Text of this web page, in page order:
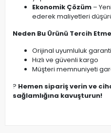
Ekonomik Çözüm –
ederek maliyetleri
Neden Bu Ürünü Tercih
Orijinal uyumluluk
Hızlı ve güvenli kargo
Müşteri memnuniyeti
? Hemen sipariş verin ve
sağlamlığına kavuşturun!